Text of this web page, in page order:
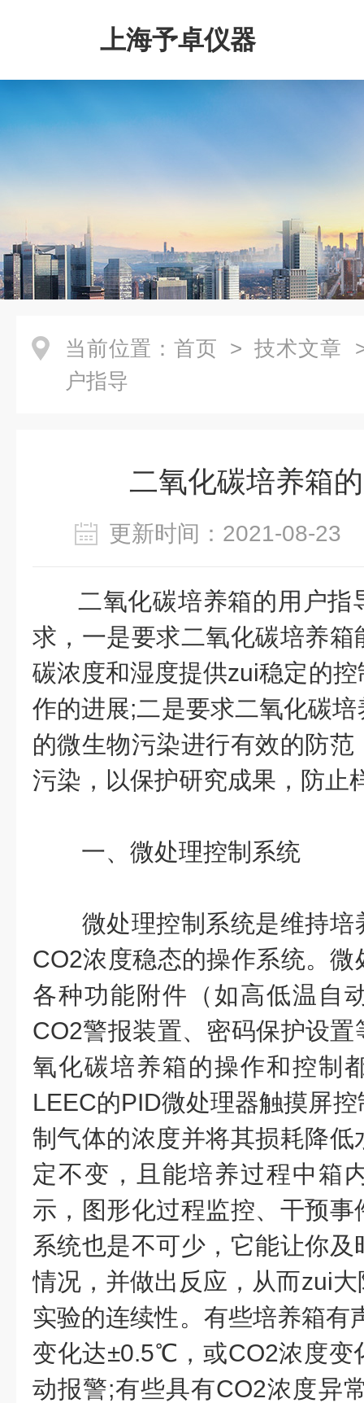
上海予卓仪器
当前位置： 首页 > 技术文章
户指导
二氧化碳培养箱
更新时间：2021-08-
二氧化碳培养箱的用户指
求，一是要求二氧化碳培养
碳浓度和湿度提供zui稳定的
作的进展;二是要求二氧化碳
的微生物污染进行有效的防
污染，以保护研究成果，防止
一、微处理控制系统
微处理控制系统是维持培
CO2浓度稳态的操作系统。
各种功能附件（如高低温自
CO2警报装置、密码保护设
氧化碳培养箱的操作和控制
LEEC的PID微处理器触摸屏
制气体的浓度并将其损耗降
定不变，且能培养过程中箱
示，图形化过程监控、干预
系统也是不可少，它能让你
情况，并做出反应，从而zui
实验的连续性。有些培养箱有
变化达±0.5℃，或CO2浓度变
动报警;有些具有CO2浓度异